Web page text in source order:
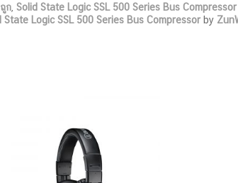
ก Solid State Logic SSL 500 Series Bus
State Logic SSL 500 Series Bus Compressor by